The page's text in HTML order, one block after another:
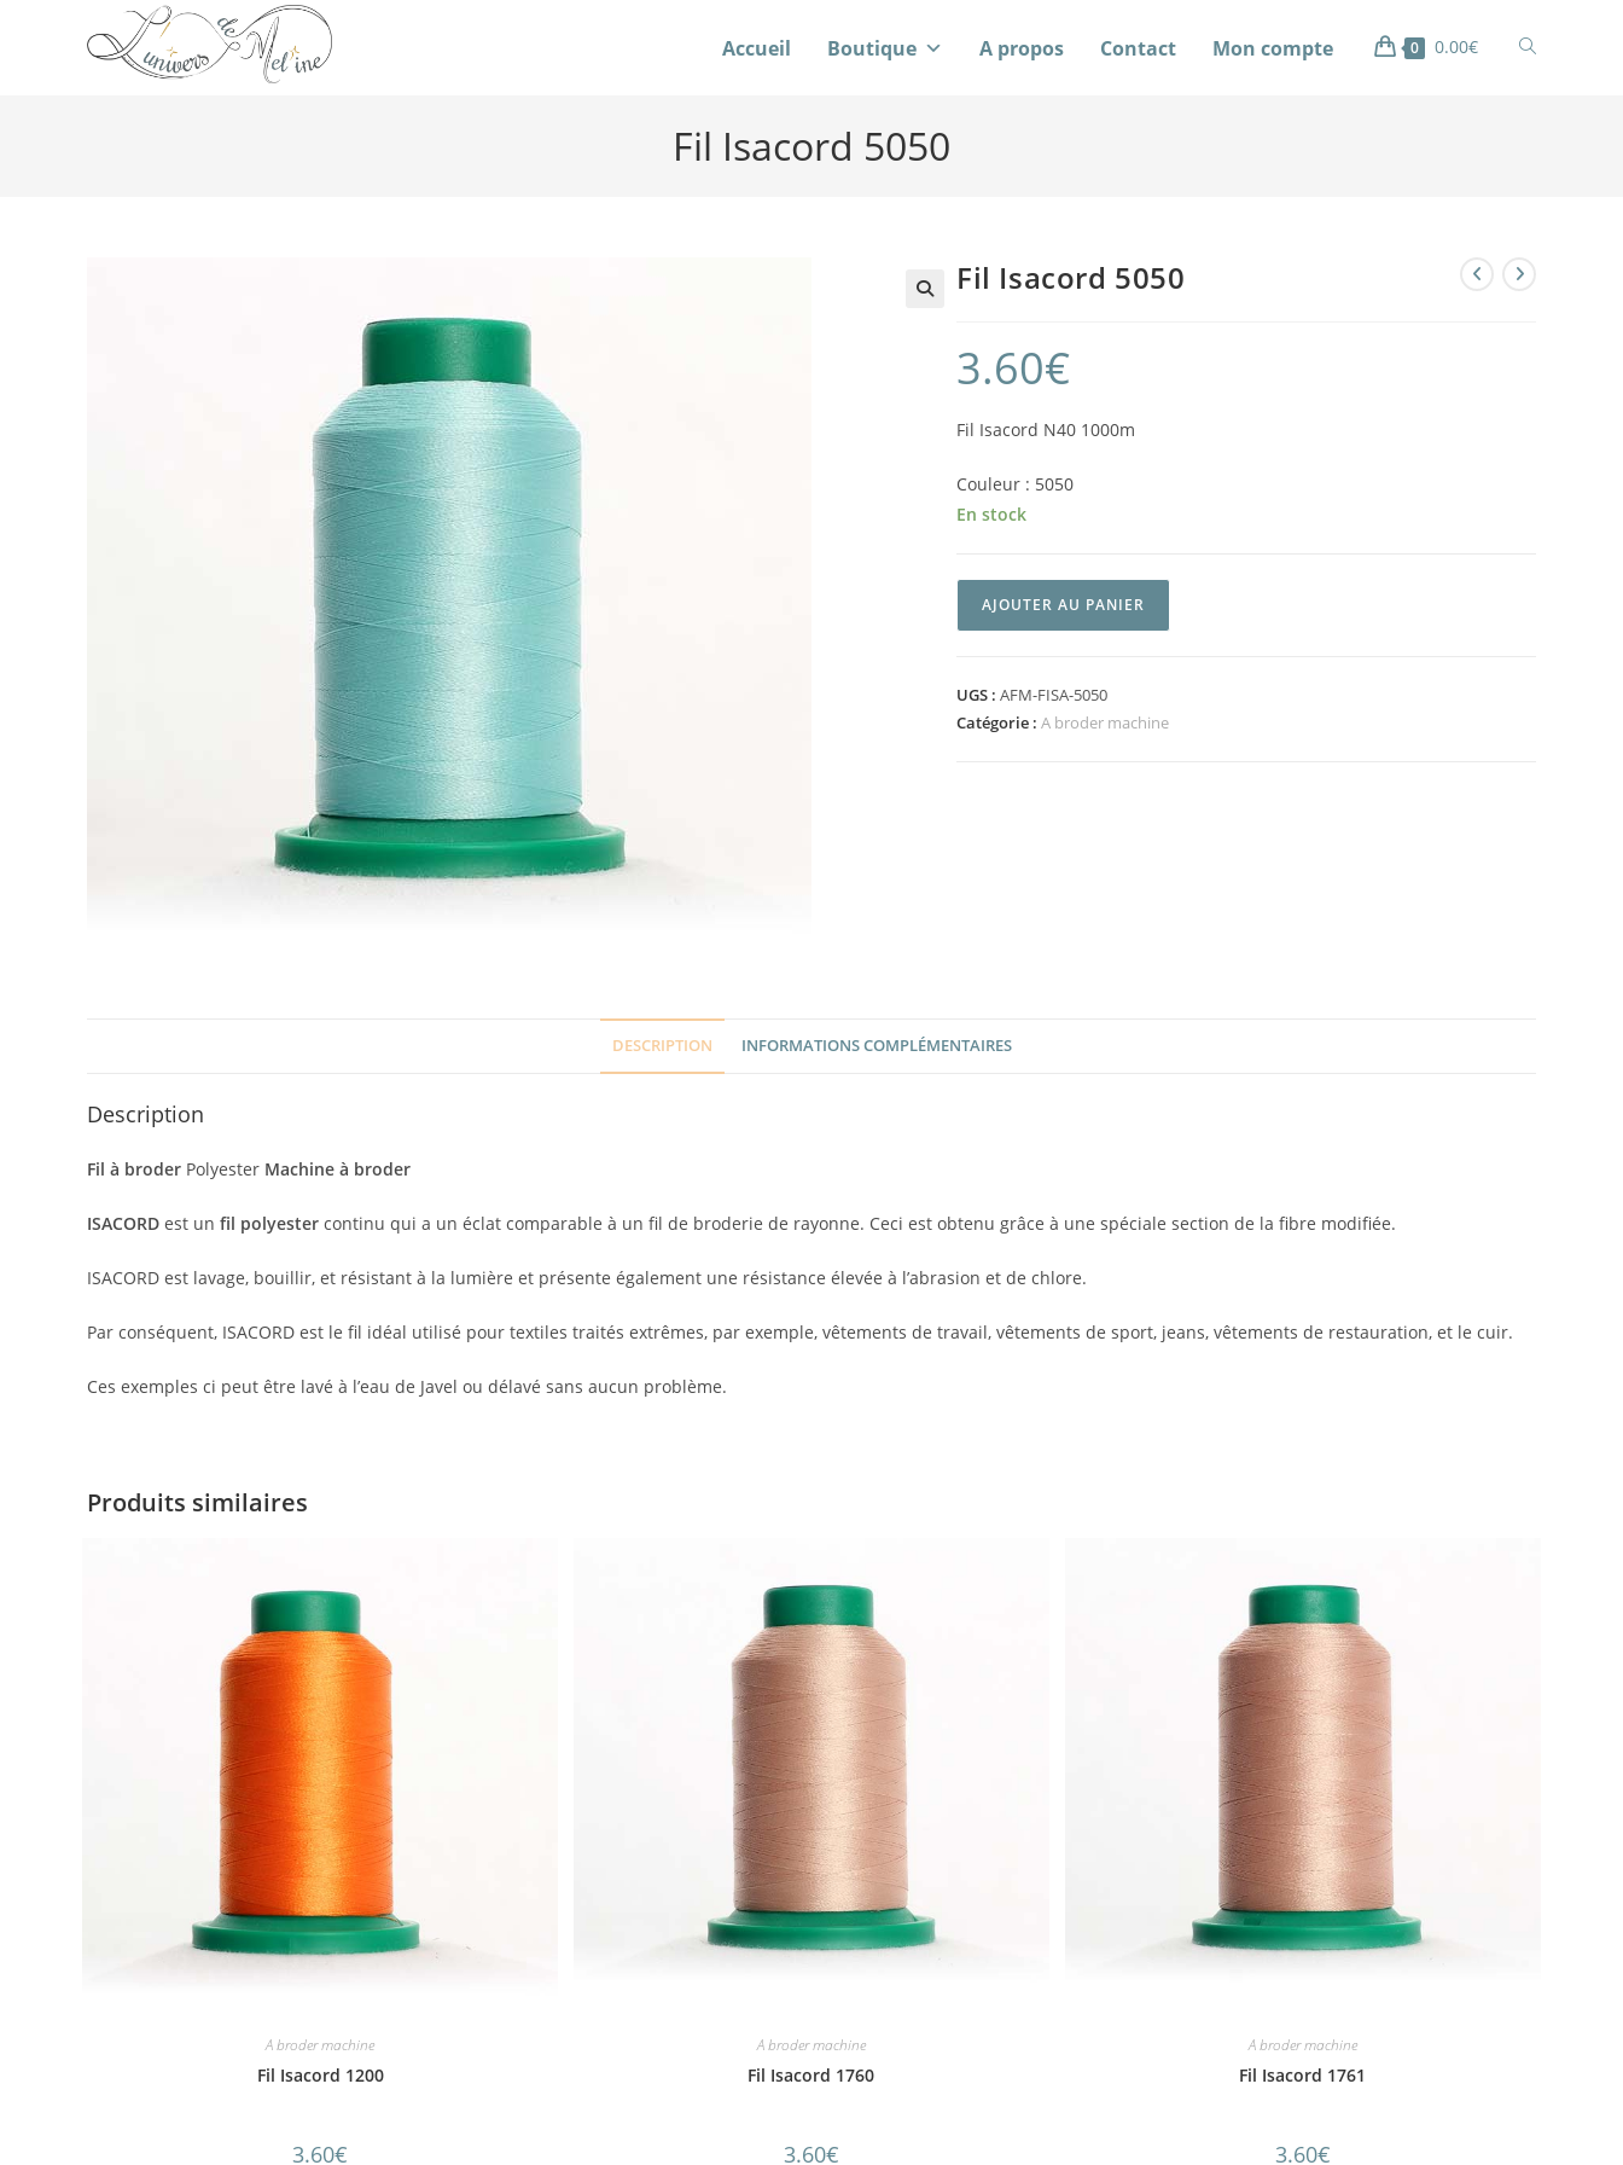
Accueil Boutique A propos Contact Mon compte 0 0.00€
Fil Isacord 5050
Fil Isacord 5050
3.60€
Fil Isacord N40 1000m
Couleur : 5050
En stock
AJOUTER AU PANIER
UGS : AFM-FISA-5050
Catégorie : A broder machine
DESCRIPTION INFORMATIONS COMPLÉMENTAIRES
Description
Fil à broder Polyester Machine à broder
ISACORD est un fil polyester continu qui a un éclat comparable à un fil de broderie de rayonne. Ceci est obtenu grâce à une spéciale section de la fibre modifiée.
ISACORD est lavage, bouillir, et résistant à la lumière et présente également une résistance élevée à l’abrasion et de chlore.
Par conséquent, ISACORD est le fil idéal utilisé pour textiles traités extrêmes, par exemple, vêtements de travail, vêtements de sport, jeans, vêtements de restauration, et le cuir.
Ces exemples ci peut être lavé à l’eau de Javel ou délavé sans aucun problème.
Produits similaires
A broder machine
Fil Isacord 1200
3.60€
A broder machine
Fil Isacord 1760
3.60€
A broder machine
Fil Isacord 1761
3.60€